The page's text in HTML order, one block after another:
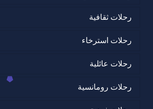
رحلات ثقافية
رحلات استرخاء
رحلات عائلية
رحلات رومانسية